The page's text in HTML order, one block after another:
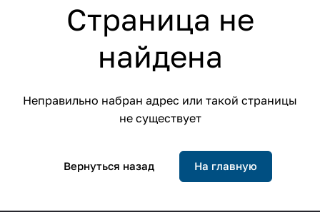
Страница не
найдена
Неправильно набран адрес или такой страницы
не существует
Вернуться назад На главную